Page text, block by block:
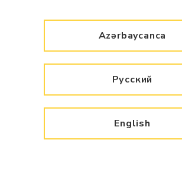
Azərbaycanca
Русский
English